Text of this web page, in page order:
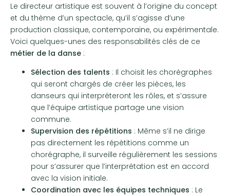
Le directeur artistique est souvent à l’origine du concept
et du thème d’un spectacle, qu’il s’agisse d’une
production classique, contemporaine, ou expérimentale.
Voici quelques-unes des responsabilités clés de ce
métier de la danse :
Sélection des talents : Il choisit les chorégraphes
qui seront chargés de créer les pièces, les
danseurs qui interpréteront les rôles, et s’assure
que l’équipe artistique partage une vision
commune.
Supervision des répétitions : Même s’il ne dirige
pas directement les répétitions comme un
chorégraphe, il surveille régulièrement les sessions
pour s’assurer que l’interprétation est en accord
avec la vision initiale.
Coordination avec les équipes techniques : Le